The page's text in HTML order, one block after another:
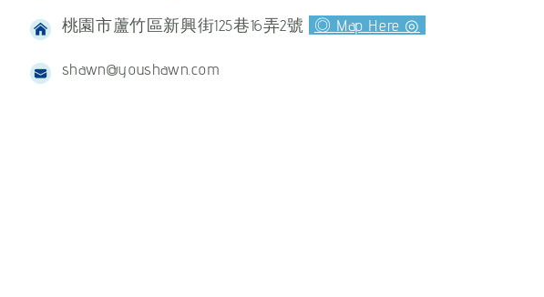
桃園市蘆竹區新興街125巷16弄2號 ◎ Map Here ◎
shawn@youshawn.com